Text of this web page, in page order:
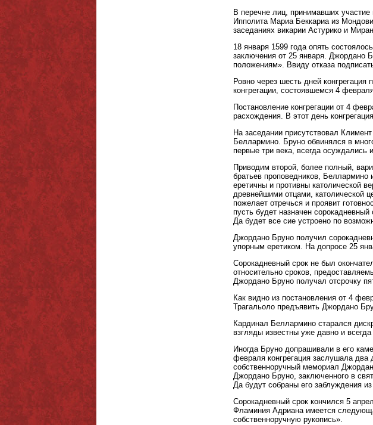
В перечне лиц, принимавших участие
Ипполита Мариа Беккариа из
заседаниях викарии Астурико и
18 января 1599 года опять
заключения от 25 января. Джордано
положениям». Ввиду отказа
Ровно через шесть дней
конгрегации, состоявшемся 4
Постановление конгрегации от 4
расхождения. В этот день
На заседании присутствовал
Беллармино. Бруно обвинялся в
первые три века, всегда осуждались
Приводим второй, более полный,
братьев проповедников,
еретичны и противны католической
древнейшими отцами, католической
пожелает отречься и проявит
пусть будет назначен
Да будет все сие устроено по
Джордано Бруно получил
упорным еретиком. На допросе 25
Сорокадневный срок не был
относительно сроков,
Джордано Бруно получал отсрочку
Как видно из постановления от 4
Трагальоло предъявить Джордано
Кардинал Беллармино старался
взгляды известны уже давно и
Иногда Бруно допрашивали в его
февраля конгрегация заслушала
собственноручный мемориал
Джордано Бруно, заключенного в
Да будут собраны его заблуждения из
Сорокадневный срок кончился 5
Фламиния Адриана имеется
собственноручную рукопись».